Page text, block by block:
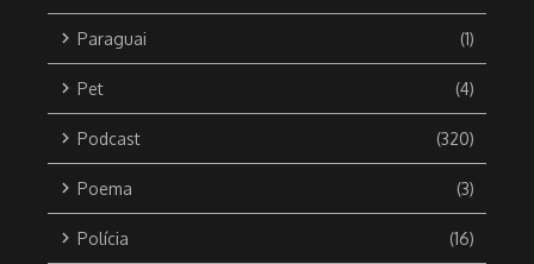
Paraguai (1)
Pet (4)
Podcast (320)
Poema (3)
Polícia (16)